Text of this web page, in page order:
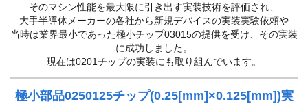
そのマシン性能を最大限に引き出す実装技術を評価され、
大手半導体メーカーの各社から新規デバイスの実装実験依頼や
当時は業界最小であった極小チップ03015の提供を受け、その実装
に成功しました。
現在は0201チップの実装にも取り組んでいます。
極小部品0250125チップ(0.25[mm]×0.125[mm])実